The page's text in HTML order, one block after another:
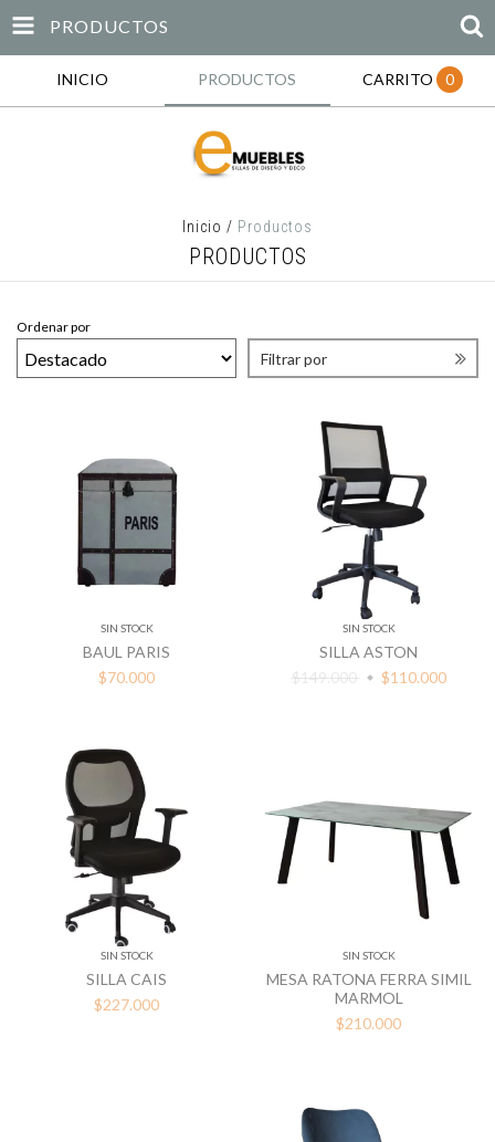
PRODUCTOS
INICIO PRODUCTOS CARRITO 0
Inicio / Productos
PRODUCTOS
Ordenar por
Filtrar por
SIN STOCK
BAUL PARIS
$70.000
SIN STOCK
SILLA ASTON
$149.000
$110.000
SIN STOCK
SILLA CAIS
$227.000
SIN STOCK
MESA RATONA FERRA SIMIL
MARMOL
$210.000